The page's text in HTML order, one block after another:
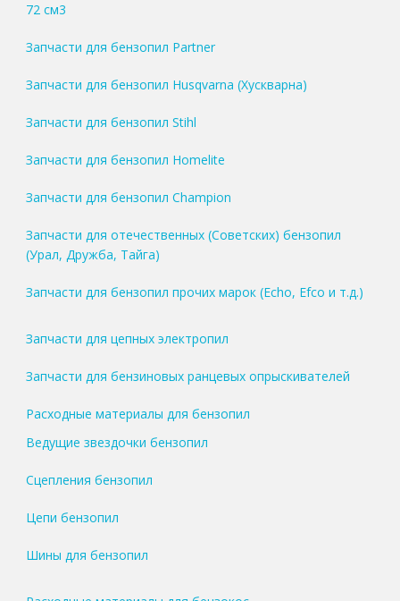
72 см3
Запчасти для бензопил Partner
Запчасти для бензопил Husqvarna (Хускварна)
Запчасти для бензопил Stihl
Запчасти для бензопил Homelite
Запчасти для бензопил Champion
Запчасти для отечественных (Советских) бензопил
(Урал, Дружба, Тайга)
Запчасти для бензопил прочих марок (Echo, Efco и т.д.)
Запчасти для цепных электропил
Запчасти для бензиновых ранцевых опрыскивателей
Расходные материалы для бензопил
Ведущие звездочки бензопил
Сцепления бензопил
Цепи бензопил
Шины для бензопил